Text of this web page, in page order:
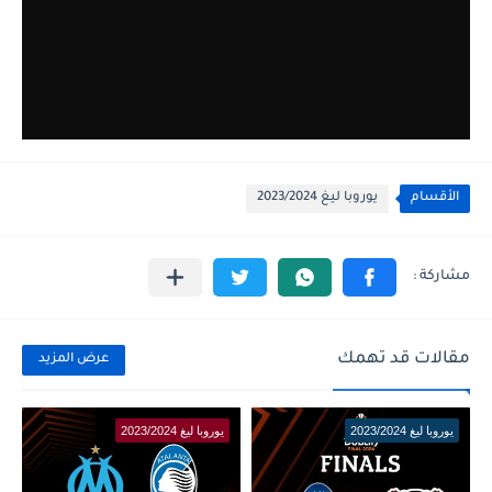
الأقسام يوروبا ليغ 2023/2024
مقالات قد تهمك عرض المزيد
يوروبا ليغ 2023/2024 يوروبا ليغ 2023/2024